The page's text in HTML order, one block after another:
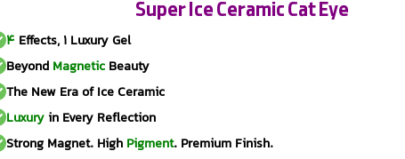
4 Effects, 1 Luxury Gel
Beyond Magnetic Beauty
The New Era of Ice Ceramic
Luxury in Every Reflection
Strong Magnet. High Pigment. Premium Finish.